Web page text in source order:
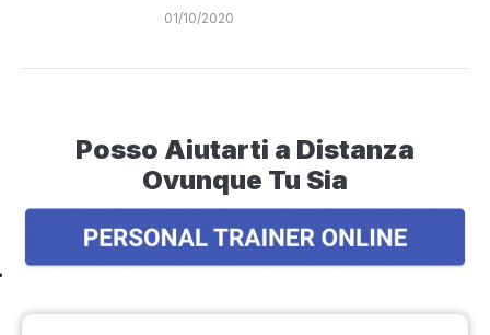
01/10/2020
Posso Aiutarti a Distanza
Ovunque Tu Sia